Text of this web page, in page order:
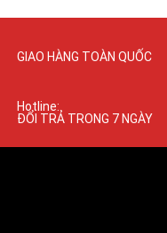
GIAO HÀNG TOÀN QUỐC
Hotline:
ĐỔI TRẢ TRONG 7 NGÀY